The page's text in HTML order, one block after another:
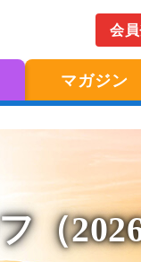
会
マガジン
（